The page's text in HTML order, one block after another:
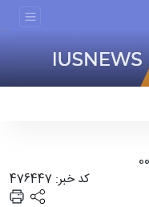
کد خبر: 476447